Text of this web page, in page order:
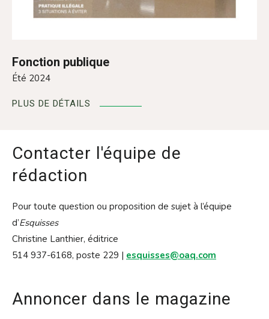
Fonction publique
Été 2024
PLUS DE DÉTAILS
Contacter l'équipe de
rédaction
Pour toute question ou proposition de sujet à l’équipe
d’Esquisses
Christine Lanthier, éditrice
514 937-6168, poste 229 | esquisses@oaq.com
Annoncer dans le magazine